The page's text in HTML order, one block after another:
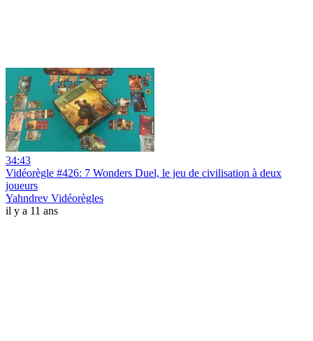
34:43
Vidéorègle #426: 7 Wonders Duel, le jeu de civilisation à deux
joueurs
Yahndrev Vidéorègles
il y a 11 ans